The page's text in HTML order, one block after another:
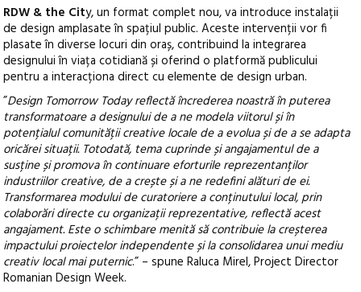
RDW & the City, un format complet nou, va introduce instalații
de design amplasate în spațiul public. Aceste intervenții vor fi
plasate în diverse locuri din oraș, contribuind la integrarea
designului în viața cotidiană și oferind o platformă publicului
pentru a interacționa direct cu elemente de design urban.
”Design Tomorrow Today reflectă încrederea noastră în puterea
transformatoare a designului de a ne modela viitorul și în
potențialul comunității creative locale de a evolua și de a se adapta
oricărei situații. Totodată, tema cuprinde și angajamentul de a
susține și promova în continuare eforturile reprezentanților
industriilor creative, de a crește și a ne redefini alături de ei.
Transformarea modului de curatoriere a conținutului local, prin
colaborări directe cu organizații reprezentative, reflectă acest
angajament. Este o schimbare menită să contribuie la creșterea
impactului proiectelor independente și la consolidarea unui mediu
creativ local mai puternic.” – spune Raluca Mirel, Project Director
Romanian Design Week.